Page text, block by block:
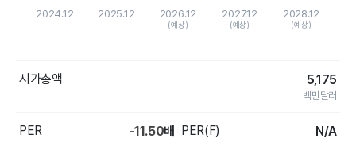
2024.12 2025.12 2026.12
(예상)
2027.12
(예상)
2028.12
(예상)
시가총액 5,175
백만달러
PER -11.50배 PER(F) N/A